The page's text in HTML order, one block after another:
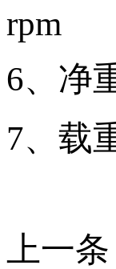
rpm
6、净
7、载
上一条